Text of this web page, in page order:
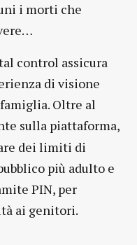
i morti che
control assicura
di visione
Oltre al
sulla piattaforma,
dei limiti di
più adulto e
PIN, per
ai genitori.